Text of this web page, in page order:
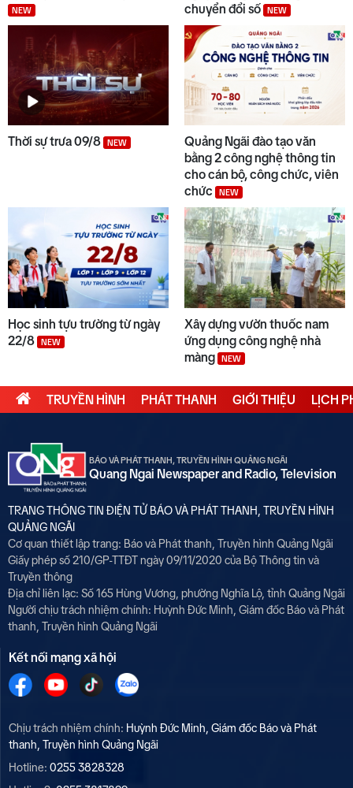
10
Thời sự tối 08/8
NEW
chuyển đổi số
NEW
Thời sự trưa 09/8 NEW
Quảng Ngãi đào tạo văn
bằng 2 công nghệ thông tin
cho cán bộ, công chức, viên
chức
NEW
Học sinh tựu trường từ ngày
22/8
NEW
Xây dựng vườn thuốc nam
ứng dụng công nghệ nhà
màng
NEW
TRUYỀN HÌNH PHÁT THANH GIỚI THIỆU LỊCH
BÁO VÀ PHÁT THANH, TRUYỀN HÌNH QUẢNG NGÃI
Quang Ngai Newspaper and Radio, Television
TRANG THÔNG TIN ĐIỆN TỬ BÁO VÀ PHÁT THANH, TRUYỀN HÌNH
QUẢNG NGÃI
Cơ quan thiết lập trang: Báo và Phát thanh, Truyền hình Quảng Ngãi
Giấy phép số 210/GP-TTĐT ngày 09/11/2020 của Bộ Thông tin và
Truyền thông
Địa chỉ liên lạc: Số 165 Hùng Vương, phường Nghĩa Lộ, tỉnh Quảng Ngãi
Người chịu trách nhiệm chính: Huỳnh Đức Minh, Giám đốc Báo và Phát
thanh, Truyền hình Quảng Ngãi
Kết nối mạng xã hội
Chịu trách nhiệm chính: Huỳnh Đức Minh, Giám đốc Báo và Phát
thanh, Truyền hình Quảng Ngãi
Hotline: 0255 3828328